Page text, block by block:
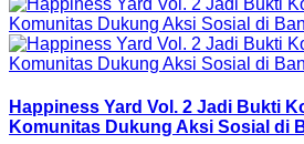
Happiness Yard Vol. 2 Jadi Bukti
Komunitas Dukung Aksi Sosial di